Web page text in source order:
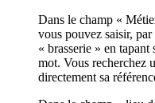
Dans le champ «
vous pouvez saisir,
« brasserie » en
mot. Vous recherchez
directement sa